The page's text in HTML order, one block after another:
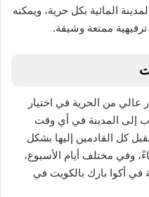
المائية بكل حرية، ويمكنه
ممتعة وشيقة.
عالي من الحرية في اختيار
إلى المدينة في أي وقت
كل القادمين إليها بشكل
وفي مختلف أيام الأسبوع،
في أكوا بارك بالكويت في